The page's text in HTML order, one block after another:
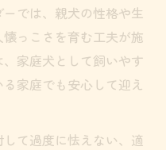
では、親犬の性格や生
っこさを育む工夫が施
家庭犬として飼いやす
家庭でも安心して迎え
て過度に怯えない、適